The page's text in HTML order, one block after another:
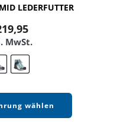
LEDERFUTTER
MwSt.
wählen